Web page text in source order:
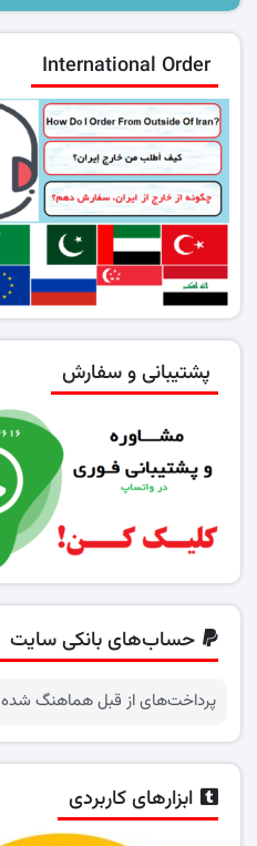
International Order
پشتیبانی و سفارش
حساب‌های بانکی سایت
پرداخت‌های از قبل هماهنگ شده
ابزارهای کاربردی